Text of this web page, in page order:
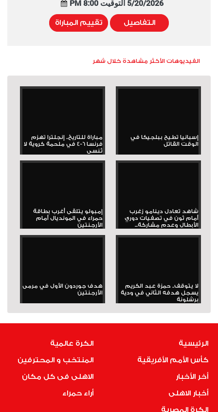
5/20/2026 التوقيت 8:00 PM
التفاصيل تقييم المباراة
الفيديوهات الأكثر مشاهدة خلال شهر
إسبانيا تطيح ببلجيكا في
الوقت القاتل
مباراة للتاريخ.. إنجلترا تهزم
فرنسا 6-4 في ملحمة كروية لا
تُنسى
شاهد تعادل دينامو زغرب
أمام ثون في تصفيات دوري
الأبطال وعدم مشاركة...
إمبولو يتلقى أغرب بطاقة
حمراء في المونديال أمام
الأرجنتين
لا يتوقف.. حمزة عبد الكريم
يسجل هدفه الثاني في ودية
برشلونة
هدف جوردون الأول في مرمى
الأرجنتين
الرئيسية
كأس الأمم الأفريقية
أخر الأخبار
أخبار الاهلى
الكرة المصرية
الكرة عالمية
المنتخب و المحترفين
الاهلى فى كل مكان
أراء حمراء